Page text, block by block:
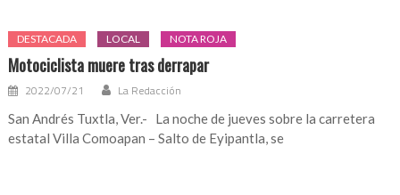
DESTACADA LOCAL NOTA ROJA
Motociclista muere tras derrapar
2022/07/21 La Redacción
San Andrés Tuxtla, Ver.- La noche de jueves sobre la carretera
estatal Villa Comoapan – Salto de Eyipantla, se